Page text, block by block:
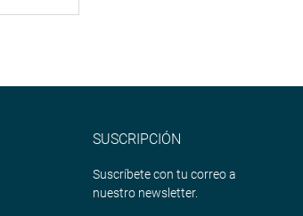
SUSCRIPCIÓN
Suscríbete con tu correo a
nuestro newsletter.